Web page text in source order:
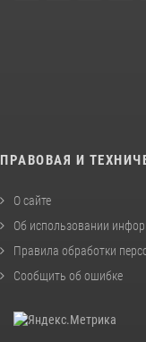
ПРАВОВАЯ И
О сайте
Об использовании
Правила обработки
Сообщить об ошибке